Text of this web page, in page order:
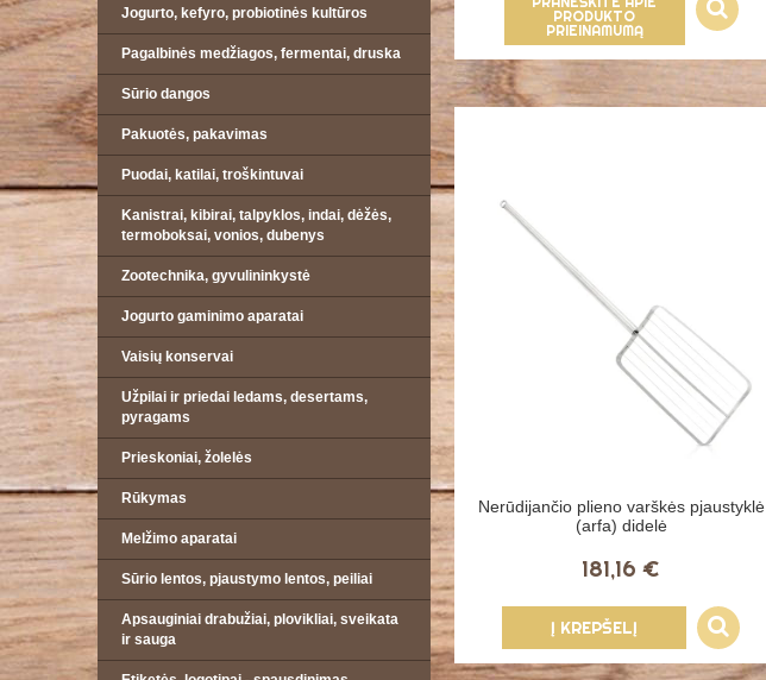
Jogurto, kefyro, probiotinės kultūros
Pagalbinės medžiagos, fermentai, druska
Sūrio dangos
Pakuotės, pakavimas
Puodai, katilai, troškintuvai
Kanistrai, kibirai, talpyklos, indai, dėžės,
termoboksai, vonios, dubenys
Zootechnika, gyvulininkystė
Jogurto gaminimo aparatai
Vaisių konservai
Užpilai ir priedai ledams, desertams,
pyragams
Prieskoniai, žolelės
Rūkymas
Melžimo aparatai
Sūrio lentos, pjaustymo lentos, peiliai
Apsauginiai drabužiai, plovikliai, sveikata
ir sauga
PRODUKTO
PRIEINAMUMĄ
Nerūdijančio plieno varškės pjaustyklė
(arfa) didelė
181,16 €
Į KREPŠELĮ